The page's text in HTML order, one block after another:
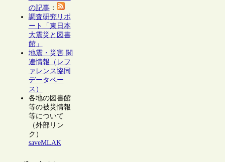
の記事：
調査研究リポ
ート「東日本
大震災と図書
館」
地震・災害 関
連情報（レフ
ァレンス協同
データベー
ス）
各地の図書館
等の被災情報
等について
（外部リン
ク）
saveMLAK